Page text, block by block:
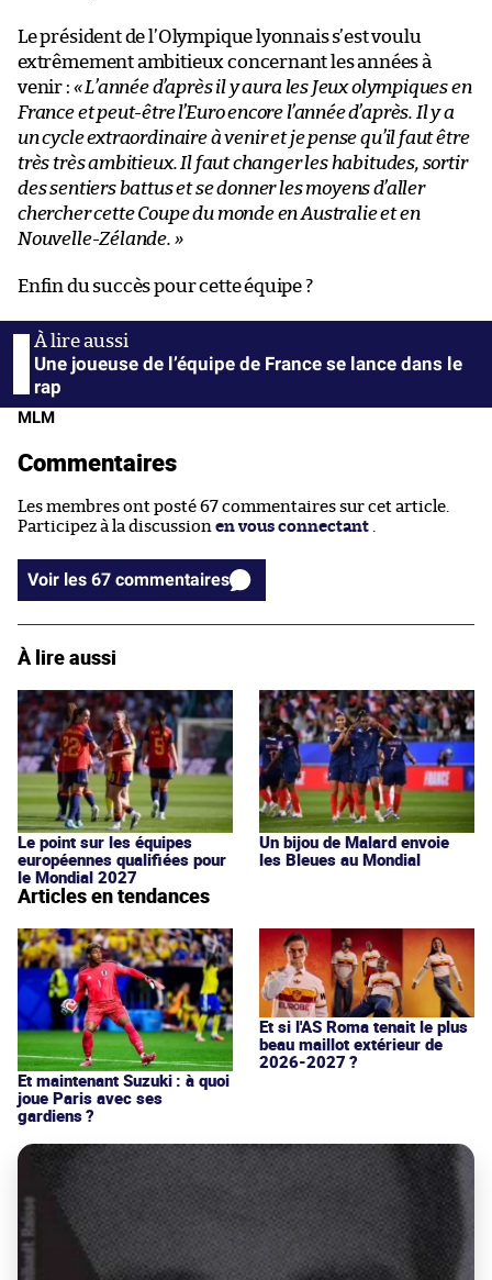
Le président de l’Olympique lyonnais s’est voulu
extrêmement ambitieux concernant les années à
venir : « L’annéed’après il y aura les Jeux olympiques en
France et peut-être l’Euro encore l’année d’après. Il y a
un cycle extraordinaire à venir et je pense qu’il faut être
très très ambitieux. Il faut changer les habitudes, sortir
des sentiers battus et se donner les moyens d’aller
chercher cette Coupe du monde en Australie et en
Nouvelle-Zélande. »
Enfin du succès pour cette équipe ?
Une joueuse de l’équipe de France se lance dans le
rap
MLM
Commentaires
Les membres ont posté 67 commentaires sur cet article.
Participez à la discussion en vous connectant
Voir les 67 commentaires
À lire aussi
Le point sur les équipes
européennes qualifiées pour
le Mondial 2027
Un bijou de Malard envoie
les Bleues au Mondial
Articles en tendances
Et maintenant Suzuki : à quoi
joue Paris avec ses
gardiens ?
Et si l'AS Roma tenait le plus
beau maillot extérieur de
2026-2027 ?